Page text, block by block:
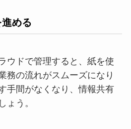
める
ウドで管理すると、紙を使
務の流れがスムーズになり
手間がなくなり、情報共有
ょう。